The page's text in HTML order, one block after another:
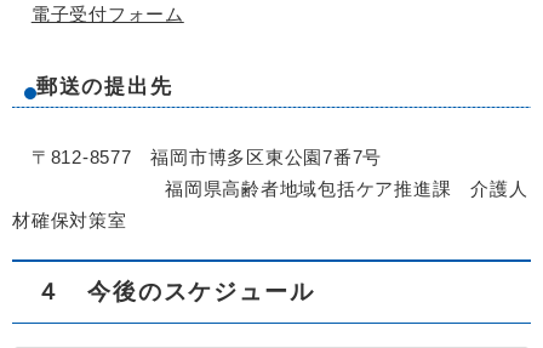
電子受付フォーム
郵送の提出先
〒812-8577 福岡市博多区東公園7番7号
福岡県高齢者地域包括ケア推進課 介護人
材確保対策室
４ 今後のスケジュール